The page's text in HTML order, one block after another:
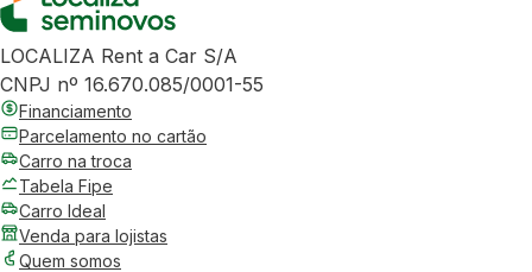
LOCALIZA Rent a Car S/A
CNPJ nº 16.670.085/0001-55
Financiamento
Parcelamento no cartão
Carro na troca
Tabela Fipe
Carro Ideal
Venda para lojistas
Quem somos